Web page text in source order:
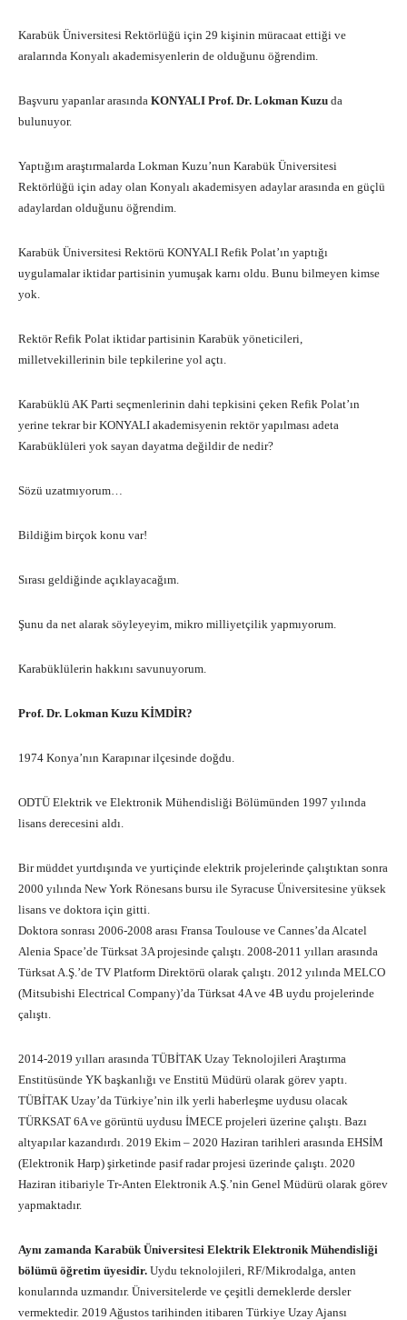
Karabük Üniversitesi Rektörlüğü için 29 kişinin müracaat ettiği ve
aralarında Konyalı akademisyenlerin de olduğunu öğrendim.
Başvuru yapanlar arasında KONYALI Prof. Dr. Lokman Kuzu da
bulunuyor.
Yaptığım araştırmalarda Lokman Kuzu’nun Karabük Üniversitesi
Rektörlüğü için aday olan Konyalı akademisyen adaylar arasında en güçlü
adaylardan olduğunu öğrendim.
Karabük Üniversitesi Rektörü KONYALI Refik Polat’ın yaptığı
uygulamalar iktidar partisinin yumuşak karnı oldu. Bunu bilmeyen kimse
yok.
Rektör Refik Polat iktidar partisinin Karabük yöneticileri,
milletvekillerinin bile tepkilerine yol açtı.
Karabüklü AK Parti seçmenlerinin dahi tepkisini çeken Refik Polat’ın
yerine tekrar bir KONYALI akademisyenin rektör yapılması adeta
Karabüklüleri yok sayan dayatma değildir de nedir?
Sözü uzatmıyorum…
Bildiğim birçok konu var!
Sırası geldiğinde açıklayacağım.
Şunu da net alarak söyleyeyim, mikro milliyetçilik yapmıyorum.
Karabüklülerin hakkını savunuyorum.
Prof. Dr. Lokman Kuzu KİMDİR?
1974 Konya’nın Karapınar ilçesinde doğdu.
ODTÜ Elektrik ve Elektronik Mühendisliği Bölümünden 1997 yılında
lisans derecesini aldı.
Bir müddet yurtdışında ve yurtiçinde elektrik projelerinde çalıştıktan sonra
2000 yılında New York Rönesans bursu ile Syracuse Üniversitesine yüksek
lisans ve doktora için gitti.
Doktora sonrası 2006-2008 arası Fransa Toulouse ve Cannes’da Alcatel
Alenia Space’de Türksat 3A projesinde çalıştı. 2008-2011 yılları arasında
Türksat A.Ş.’de TV Platform Direktörü olarak çalıştı. 2012 yılında MELCO
(Mitsubishi Electrical Company)’da Türksat 4A ve 4B uydu projelerinde
çalıştı.
2014-2019 yılları arasında TÜBİTAK Uzay Teknolojileri Araştırma
Enstitüsünde YK başkanlığı ve Enstitü Müdürü olarak görev yaptı.
TÜBİTAK Uzay’da Türkiye’nin ilk yerli haberleşme uydusu olacak
TÜRKSAT 6A ve görüntü uydusu İMECE projeleri üzerine çalıştı. Bazı
altyapılar kazandırdı. 2019 Ekim – 2020 Haziran tarihleri arasında EHSİM
(Elektronik Harp) şirketinde pasif radar projesi üzerinde çalıştı. 2020
Haziran itibariyle Tr-Anten Elektronik A.Ş.’nin Genel Müdürü olarak görev
yapmaktadır.
Aynı zamanda Karabük Üniversitesi Elektrik Elektronik Mühendisliği
bölümü öğretim üyesidir. Uydu teknolojileri, RF/Mikrodalga, anten
konularında uzmandır. Üniversitelerde ve çeşitli derneklerde dersler
vermektedir. 2019 Ağustos tarihinden itibaren Türkiye Uzay Ajansı